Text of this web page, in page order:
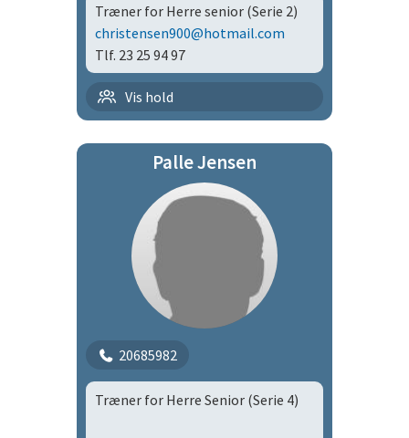
Træner for Herre senior (Serie 2)
christensen900@hotmail.com
Tlf. 23 25 94 97
Vis hold
Håndbold | H-HS
Palle Jensen
20685982
Træner for Herre Senior (Serie 4)